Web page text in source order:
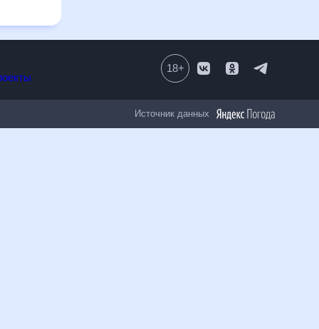
Все проекты
18+
Источник данных